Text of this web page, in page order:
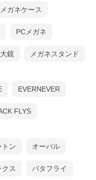
メガネケース
PCメガネ
鏡 メガネスタンド
EVERNEVER
FLYS
トン オーバル
クス バタフライ